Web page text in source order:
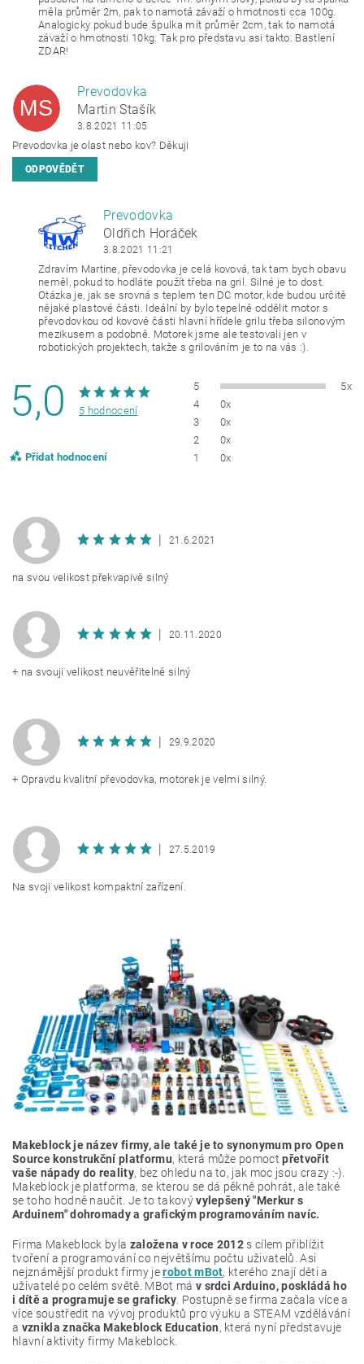
měla průměr 2m, pak to namotá závaží o hmotnosti cca 100g.
Analogicky pokud bude špulka mít průměr 2cm, tak to namotá
závaží o hmotnosti 10kg. Tak pro představu asi takto. Bastlení
ZDAR!
MS
Prevodovka
Martin Stašík
3.8.2021 11:05
Prevodovka je olast nebo kov? Děkuji
ODPOVĚDĚT
OH
Prevodovka
Oldřich Horáček
3.8.2021 11:21
Zdravím Martine, převodovka je celá kovová, tak tam bych obavu
neměl, pokud to hodláte použít třeba na gril. Silné je to dost.
Otázka je, jak se srovná s teplem ten DC motor, kde budou určitě
nějaké plastové části. Ideální by bylo tepelně oddělit motor s
převodovkou od kovové části hlavní hřídele grilu třeba silonovým
mezikusem a podobně. Motorek jsme ale testovali jen v
robotických projektech, takže s grilováním je to na vás :).
5,0 5 hodnocení
Přidat hodnocení
5
5x
4
0x
3
0x
2
0x
1
0x
| 21.6.2021
na svou velikost překvapivě silný
| 20.11.2020
+ na svouji velikost neuvěřitelně silný
| 29.9.2020
+ Opravdu kvalitní převodovka, motorek je velmi silný.
| 27.5.2019
Na svoji velikost kompaktní zařízení.
Makeblock je název firmy, ale také je to synonymum pro Open
Source konstrukční platformu, která může pomoctpřetvořit
vaše nápady do reality, bez ohledu na to, jak moc jsou crazy :-).
Makeblock je platforma, se kterou se dá pěkně pohrát, ale také
se toho hodně naučit. Je to takovývylepšený "Merkur s
Arduinem" dohromady a grafickým programováním navíc.
Firma Makeblock byla založena v roce 2012 s cílem přiblížit
tvoření a programování co největšímu počtu uživatelů. Asi
nejznámější produkt firmy jerobot mBot, kterého znají děti a
uživatelé po celém světě. MBot má v srdci Arduino, poskládá ho
i dítě a programuje se graficky. Postupně se firma začala více a
více soustředit na vývoj produktů pro výuku a STEAM vzdělávání
a vznikla značka Makeblock Education, která nyní představuje
hlavní aktivity firmy Makeblock.